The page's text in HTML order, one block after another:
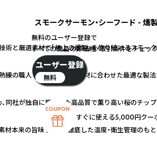
スモークサーモン・シーフード - 燻
と厳選素材で「極上の燻製」を作り続けるスモー
練の職人が一つひとつの素材に合わせた最適な製
同社が独自に厳選した高品質で薫り高い桜のチッ
本来の旨味を凝縮。徹底した温度・衛生管理のも
無料のユーザー登録で
すべての商品の卸価格・取引条件をチェッ
ユーザー登録
無料
すぐに使える5,000円クー